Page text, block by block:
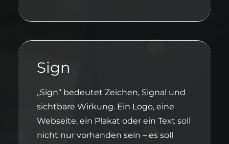
Sign
„Sign“ bedeutet Zeichen, Signal und
sichtbare Wirkung. Ein Logo, eine
Webseite, ein Plakat oder ein Text soll
nicht nur vorhanden sein – es soll